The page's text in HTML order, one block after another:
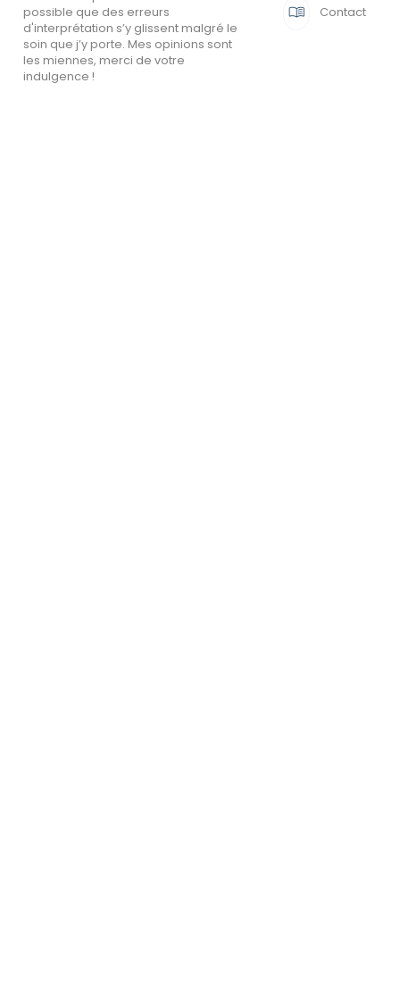
possible que des erreurs
d'interprétation s’y glissent malgré le
soin que j’y porte. Mes opinions sont
les miennes, merci de votre
indulgence !
 Contact